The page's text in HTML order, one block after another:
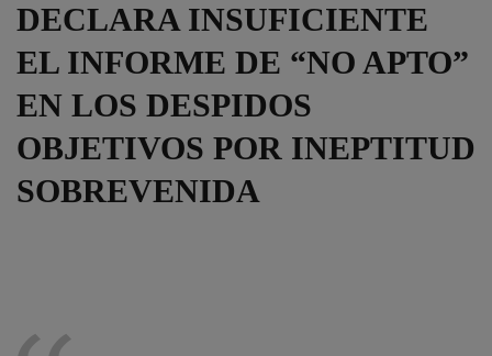
DECLARA INSUFICIENTE
EL INFORME DE “NO APTO”
EN LOS DESPIDOS
OBJETIVOS POR INEPTITUD
SOBREVENIDA